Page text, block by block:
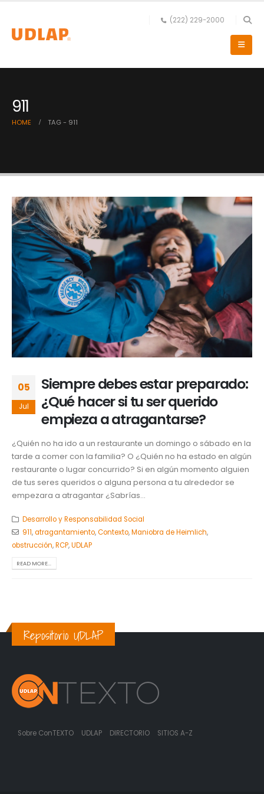
(222) 229-2000
911
HOME TAG - 911
05
Jul
Siempre debes estar preparado:
¿Qué hacer si tu ser querido
empieza a atragantarse?
¿Quién no ha ido a un restaurante un domingo o sábado en la
tarde a comer con la familia? O ¿Quién no ha estado en algún
restaurante o lugar concurrido? Si en algún momento alguien
de tus seres queridos o alguna persona a tu alrededor se
empezara a atragantar ¿Sabrías...
Desarrollo y Responsabilidad Social
911,atragantamiento,Contexto,Maniobra de Heimlich,
obstrucción,RCP,UDLAP
READ MORE...
Repositorio UDLAP
Sobre ConTEXTO UDLAP DIRECTORIO SITIOS A-Z